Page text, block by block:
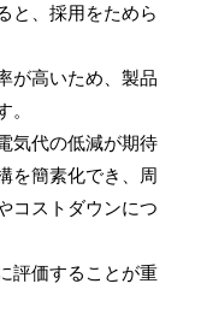
と、採用をためら
が高いため、製品
。
気代の低減が期待
を簡素化でき、周
コストダウンにつ
評価することが重